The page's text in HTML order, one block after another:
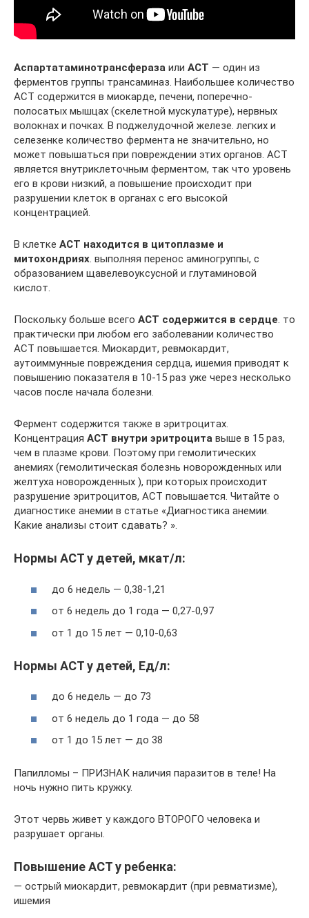
Аспартатаминотрансфераза или АСТ — один из
ферментов группы трансаминаз. Наибольшее количество
АСТ содержится в миокарде, печени, поперечно-
полосатых мышцах (скелетной мускулатуре), нервных
волокнах и почках. В поджелудочной железе. легких и
селезенке количество фермента не значительно, но
может повышаться при повреждении этих органов. АСТ
является внутриклеточным ферментом, так что уровень
его в крови низкий, а повышение происходит при
разрушении клеток в органах с его высокой
концентрацией.
В клетке АСТ находится в цитоплазме и
митохондриях. выполняя перенос аминогруппы, с
образованием щавелевоуксусной и глутаминовой
кислот.
Поскольку больше всего АСТ содержится в сердце. то
практически при любом его заболевании количество
АСТ повышается. Миокардит, ревмокардит,
аутоиммунные повреждения сердца, ишемия приводят к
повышению показателя в 10-15 раз уже через несколько
часов после начала болезни.
Фермент содержится также в эритроцитах.
Концентрация АСТ внутри эритроцита выше в 15 раз,
чем в плазме крови. Поэтому при гемолитических
анемиях (гемолитическая болезнь новорожденных или
желтуха новорожденных ), при которых происходит
разрушение эритроцитов, АСТ повышается. Читайте о
диагностике анемии в статье «Диагностика анемии.
Какие анализы стоит сдавать? ».
Нормы АСТ у детей, мкат/л:
до 6 недель — 0,38-1,21
от 6 недель до 1 года — 0,27-0,97
от 1 до 15 лет — 0,10-0,63
Нормы АСТ у детей, Ед/л:
до 6 недель — до 73
от 6 недель до 1 года — до 58
от 1 до 15 лет — до 38
Папилломы – ПРИЗНАК наличия паразитов в теле! На
ночь нужно пить кружку.
Этот червь живет у каждого ВТОРОГО человека и
разрушает органы.
Повышение АСТ у ребенка:
— острый миокардит, ревмокардит (при ревматизме),
ишемия